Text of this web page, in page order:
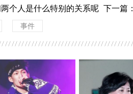
个人是什么特别的关系呢 下一篇：
事件